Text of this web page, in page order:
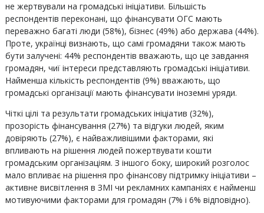
не жертвували на громадські ініціативи. Більшість
респондентів переконані, що фінансувати ОГС мають
переважно багаті люди (58%), бізнес (49%) або держава (44%).
Проте, українці визнають, що самі громадяни також мають
бути залучені: 44% респондентів вважають, що це завдання
громадян, чиї інтереси представляють громадські ініціативи.
Найменша кількість респондентів (9%) вважають, що
громадські організації мають фінансувати іноземні уряди.
Чіткі цілі та результати громадських ініціатив (32%),
прозорість фінансування (27%) та відгуки людей, яким
довіряють (27%), є найважливішими факторами, які
впливають на рішення людей пожертвувати кошти
громадським організаціям. З іншого боку, широкий розголос
мало впливає на рішення про фінансову підтримку ініціативи –
активне висвітлення в ЗМІ чи рекламних кампаніях є найменш
мотивуючими факторами для громадян (7% і 6% відповідно).